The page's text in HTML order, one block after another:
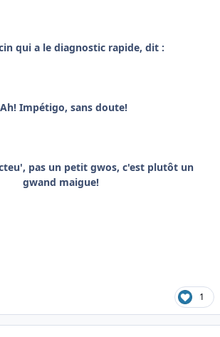
qui a le diagnostic rapide, dit :
Impétigo, sans doute!
pas un petit gwos, c'est plutôt un
gwand maigue!
1